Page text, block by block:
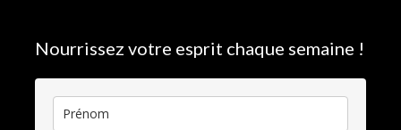
Nourrissez votre esprit chaque semaine !